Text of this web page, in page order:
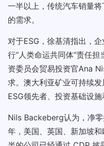
一半以上，传统汽车销量
的需求。
对于ESG，徐基清指出，
行“人类命运共同体”责任
资委员会贸易投资官Ana
求。澳大利亚矿业可持续
ESG领先者、投资基础设
Nils Backeberg认为，净
年，美国、英国、新加坡